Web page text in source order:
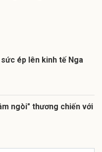
ép lên kinh tế Nga
ngòi" thương chiến với